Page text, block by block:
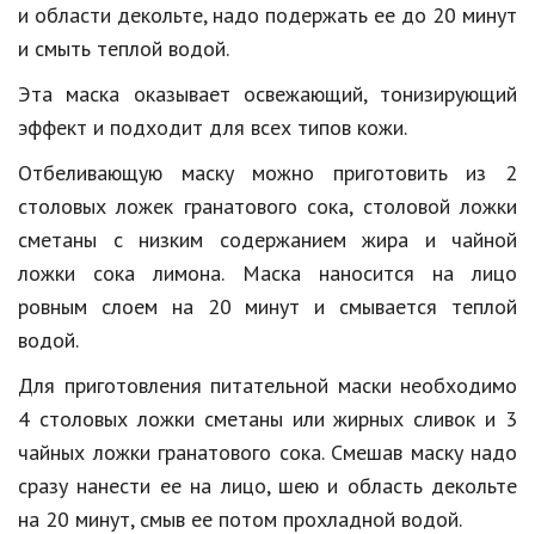
Hi-Tech. Интернет
Дом и сад
Недвижимость
Спорт и фитнес
Психология и отношения
Творчество и рукоделие
Работа и бизнес
Животные
Еда и напитки
и области декольте, надо подержать ее до 20 минут
и смыть теплой водой.
Эта маска оказывает освежающий, тонизирующий
эффект и подходит для всех типов кожи.
Отбеливающую маску можно приготовить из 2
столовых ложек гранатового сока, столовой ложки
сметаны с низким содержанием жира и чайной
ложки сока лимона. Маска наносится на лицо
ровным слоем на 20 минут и смывается теплой
водой.
Для приготовления питательной маски необходимо
4 столовых ложки сметаны или жирных сливок и 3
чайных ложки гранатового сока. Смешав маску надо
сразу нанести ее на лицо, шею и область декольте
на 20 минут, смыв ее потом прохладной водой.